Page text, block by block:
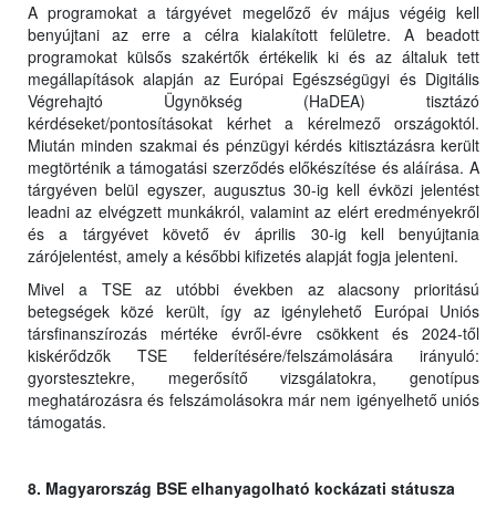
A programokat a tárgyévet megelőző év május végéig kell
benyújtani az erre a célra kialakított felületre. A beadott
programokat külsős szakértők értékelik ki és az általuk tett
megállapítások alapján az Európai Egészségügyi és Digitális
Végrehajtó Ügynökség (HaDEA) tisztázó
kérdéseket/pontosításokat kérhet a kérelmező országoktól.
Miután minden szakmai és pénzügyi kérdés kitisztázásra került
megtörténik a támogatási szerződés előkészítése és aláírása. A
tárgyéven belül egyszer, augusztus 30-ig kell évközi jelentést
leadni az elvégzett munkákról, valamint az elért eredményekről
és a tárgyévet követő év április 30-ig kell benyújtania
zárójelentést, amely a későbbi kifizetés alapját fogja jelenteni.
Mivel a TSE az utóbbi években az alacsony prioritású
betegségek közé került, így az igénylehető Európai Uniós
társfinanszírozás mértéke évről-évre csökkent és 2024-től
kiskérődzők TSE felderítésére/felszámolására irányuló:
gyorstesztekre, megerősítő vizsgálatokra, genotípus
meghatározásra és felszámolásokra már nem igényelhető uniós
támogatás.
8. Magyarország BSE elhanyagolható kockázati státusza